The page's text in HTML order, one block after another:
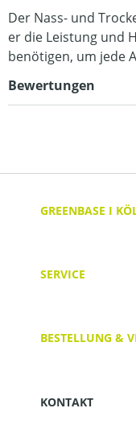
Der Nass- und
er die Leistung und
benötigen, um jede
Bewertungen
GREENBASE I
SERVICE
BESTELLUNG &
KONTAKT